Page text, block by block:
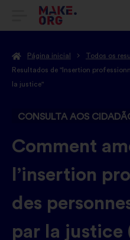
IR
A
PÁGINA
SÍTIO
Página inicial
Todos os
Resultados de "Insertion
la justice"
CONSULTA AOS
-
Comment
l’insertion
des
par la justice